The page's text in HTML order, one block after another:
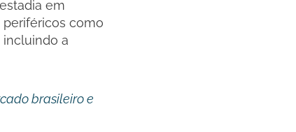
em
periféricos como
incluindo a
brasileiro e